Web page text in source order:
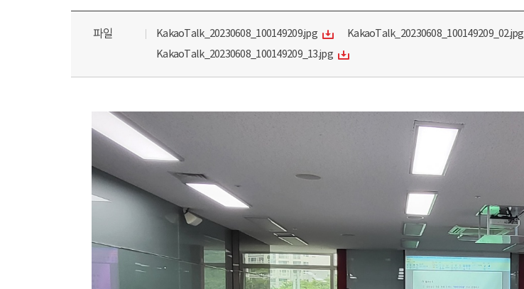
파일 KakaoTalk_20230608_100149209.jpg KakaoTalk_20230608_100149209_02.jpg
KakaoTalk_20230608_100149209_13.jpg